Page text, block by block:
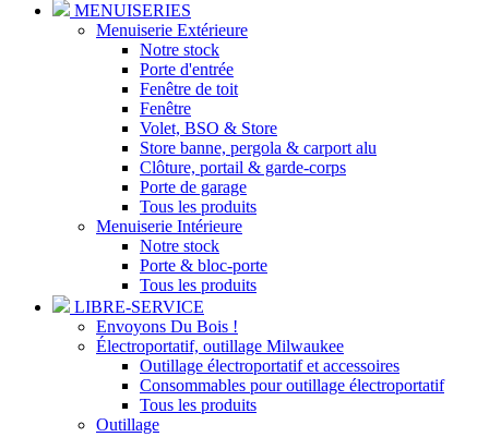
MENUISERIES
Menuiserie Extérieure
Notre stock
Porte d'entrée
Fenêtre de toit
Fenêtre
Volet, BSO & Store
Store banne, pergola & carport alu
Clôture, portail & garde-corps
Porte de garage
Tous les produits
Menuiserie Intérieure
Notre stock
Porte & bloc-porte
Tous les produits
LIBRE-SERVICE
Envoyons Du Bois !
Électroportatif, outillage Milwaukee
Outillage électroportatif et accessoires
Consommables pour outillage électroportatif
Tous les produits
Outillage